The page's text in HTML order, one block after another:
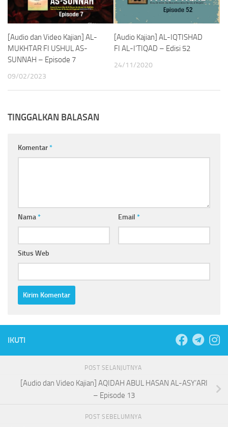
[Audio dan Video Kajian] AL-
MUKHTAR FI USHUL AS-
SUNNAH – Episode 7
09/02/2023
[Audio Kajian] AL-IQTISHAD
FI AL-I’TIQAD – Edisi 52
24/11/2020
TINGGALKAN BALASAN
Komentar*
Nama* Email *
Situs Web
IKUTI
POST SELANJUTNYA
[Audio dan Video Kajian] AQIDAH ABUL HASAN AL-ASY’ARI
– Episode 13
POST SEBELUMNYA